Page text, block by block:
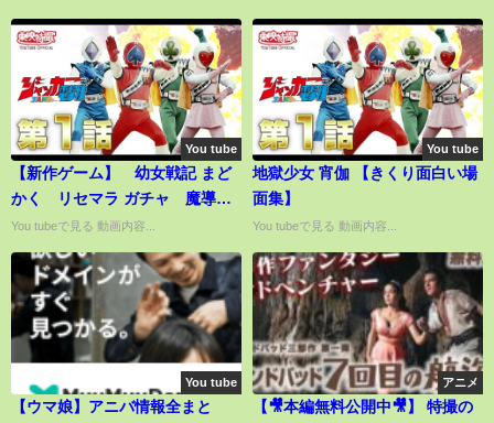
You tube
【新作ゲーム】 幼女戦記 まど
かく リセマラ ガチャ 魔導師
斯く戦えり おすすめ携帯スマ
ホゲームアプリ free App game
VLOG
You tubeで見る 動画内容...
You tube
地獄少女 宵伽 【きくり面白い場
面集】
You tubeで見る 動画内容...
You tube
【ウマ娘】アニバ情報全まと
アニメ
【🎥本編無料公開中🎥】 特撮の